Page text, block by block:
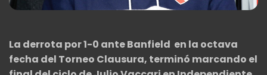
La derrota por 1-0 ante Banfield en la octava
fecha del Torneo Clausura, terminó marcando el